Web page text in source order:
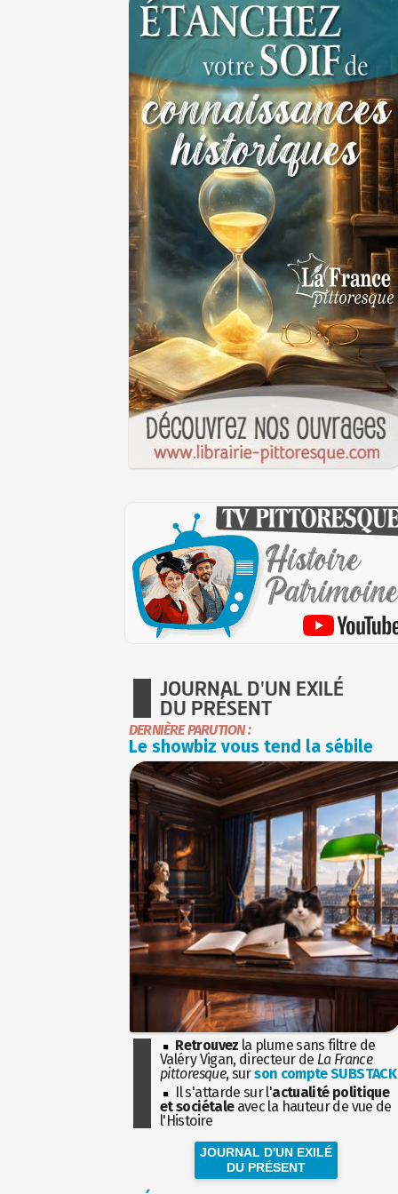
JOURNAL D'UN EXILÉ
DU PRÉSENT
DERNIÈRE PARUTION :
Le showbiz vous tend la sébile
Retrouvez la plume sans filtre de
Valéry Vigan, directeur de La France
pittoresque, surson compte SUBSTACK
Il s'attarde sur l'actualité politique
et sociétaleavec la hauteur de vue de
l'Histoire
JOURNAL D'UN EXILÉ
DU PRÉSENT